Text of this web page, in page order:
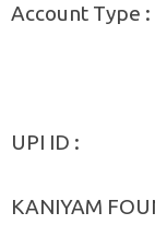
Account Type
UPI ID :
KANIYAM